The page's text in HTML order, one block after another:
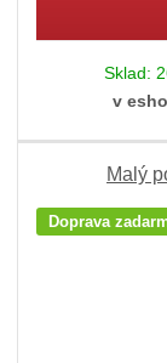
Sklad:
v
Malý
Doprava